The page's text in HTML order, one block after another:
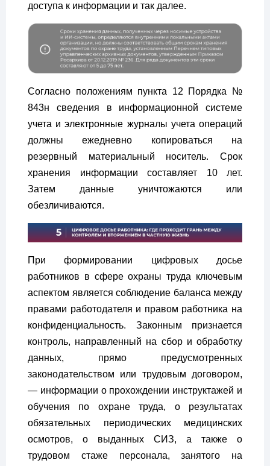
доступа к информации и так далее.
Согласно положениям пункта 12 Порядка №
843н сведения в информационной системе
учета и электронные журналы учета операций
должны ежедневно копироваться на
резервный материальный носитель. Срок
хранения информации составляет 10 лет.
Затем данные уничтожаются или
обезличиваются.
При формировании цифровых досье
работников в сфере охраны труда ключевым
аспектом является соблюдение баланса между
правами работодателя и правом работника на
конфиденциальность. Законным признается
контроль, направленный на сбор и обработку
данных, прямо предусмотренных
законодательством или трудовым договором,
— информации о прохождении инструктажей и
обучения по охране труда, о результатах
обязательных периодических медицинских
осмотров, о выданных СИЗ, а также о
трудовом стаже персонала, занятого на